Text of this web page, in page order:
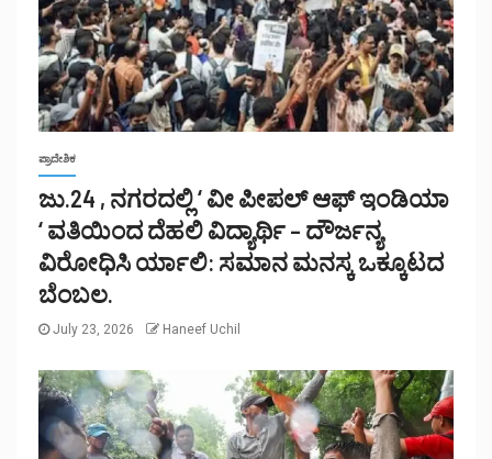
ಪ್ರಾದೇಶಿಕ
ಜು.24 , ನಗರದಲ್ಲಿ ‘ ವೀ ಪೀಪಲ್ ಆಫ್ ಇಂಡಿಯಾ
‘ ವತಿಯಿಂದ ದೆಹಲಿ ವಿದ್ಯಾರ್ಥಿ – ದೌರ್ಜನ್ಯ
ವಿರೋಧಿಸಿ ರ್ಯಾಲಿ: ಸಮಾನ ಮನಸ್ಕ ಒಕ್ಕೂಟದ
ಬೆಂಬಲ.
July 23, 2026 Haneef Uchil